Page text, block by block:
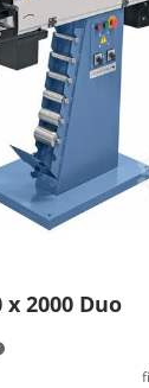
x 2000 Duo